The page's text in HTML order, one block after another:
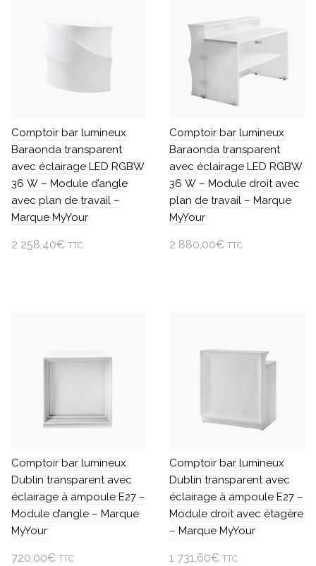
Comptoir bar lumineux
Baraonda transparent
avec éclairage LED RGBW
36 W – Module d’angle
avec plan de travail –
Marque MyYour
2 258,40€ TTC
Comptoir bar lumineux
Baraonda transparent
avec éclairage LED RGBW
36 W – Module droit avec
plan de travail – Marque
MyYour
2 880,00€ TTC
Comptoir bar lumineux
Dublin transparent avec
éclairage à ampoule E27 –
Module d’angle – Marque
MyYour
720,00€ TTC
Comptoir bar lumineux
Dublin transparent avec
éclairage à ampoule E27 –
Module droit avec étagère
– Marque MyYour
1 731,60€ TTC